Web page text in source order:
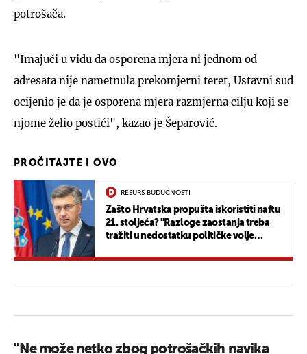
potrošača.
"Imajući u vidu da osporena mjera ni jednom od
adresata nije nametnula prekomjerni teret, Ustavni sud
ocijenio je da je osporena mjera razmjerna cilju koji se
njome želio postići", kazao je Šeparović.
PROČITAJTE I OVO
RESURS BUDUĆNOSTI
Zašto Hrvatska propušta iskoristiti naftu
21. stoljeća? ''Razloge zaostanja treba
tražiti u nedostatku političke volje
''Ne može netko zbog potrošačkih navika